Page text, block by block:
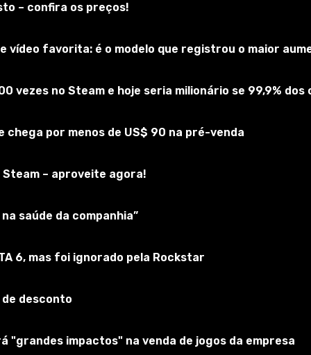
o elegante, deslumbrante e belo hangar Peace 13 da
recém-fervida cidade de Peace 13. A missão do
e Silent Hill, então a equipe de
– confira os preços!
vídeo favorita: é o modelo que registrou o maior
vezes no Steam e hoje seria milionário se 99,9%
chega por menos de US$ 90 na pré-venda
– aproveite agora!
saúde da companhia”
6, mas foi ignorado pela Rockstar
desconto
"grandes impactos" na venda de jogos da empresa